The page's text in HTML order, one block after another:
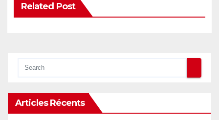
Related Post
Articles Récents